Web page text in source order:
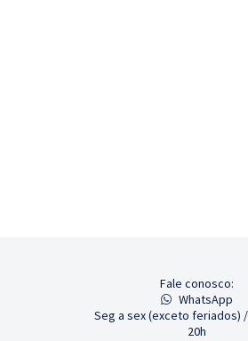
Fale conosco:
WhatsApp
Seg a sex (exceto feriados)
20h